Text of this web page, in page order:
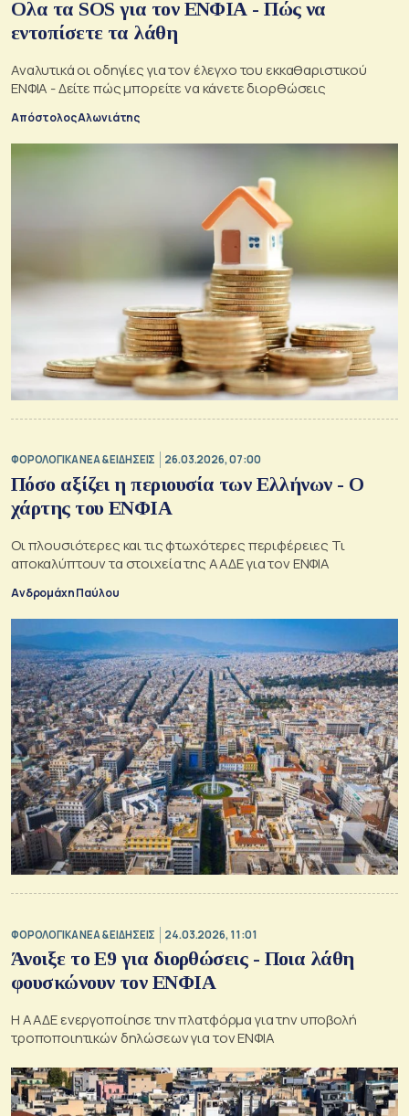
Ολα τα SOS για τον ΕΝΦΙΑ - Πώς να
εντοπίσετε τα λάθη
Αναλυτικά οι οδηγίες για τον έλεγχο του εκκαθαριστικού
ΕΝΦΙΑ - Δείτε πώς μπορείτε να κάνετε διορθώσεις
Απόστολος Αλωνιάτης
ΦΟΡΟΛΟΓΙΚΑ ΝΕΑ & EΙΔΗΣΕΙΣ 26.03.2026, 07:00
Πόσο αξίζει η περιουσία των Ελλήνων - Ο
χάρτης του ΕΝΦΙΑ
Oι πλουσιότερες και τις φτωχότερες περιφέρειες Τι
αποκαλύπτουν τα στοιχεία της ΑΑΔΕ για τον ΕΝΦΙΑ
Ανδρομάχη Παύλου
ΦΟΡΟΛΟΓΙΚΑ ΝΕΑ & EΙΔΗΣΕΙΣ 24.03.2026, 11:01
Άνοιξε το Ε9 για διορθώσεις - Ποια λάθη
φουσκώνουν τον ΕΝΦΙΑ
Η ΑΑΔΕ ενεργοποίησε την πλατφόρμα για την υποβολή
τροποποιητικών δηλώσεων για τον ΕΝΦΙΑ